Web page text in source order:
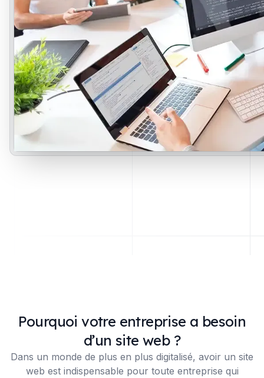
Pourquoi votre entreprise a besoin
d’un site web ?
Dans un monde de plus en plus digitalisé, avoir un site
web est indispensable pour toute entreprise qui